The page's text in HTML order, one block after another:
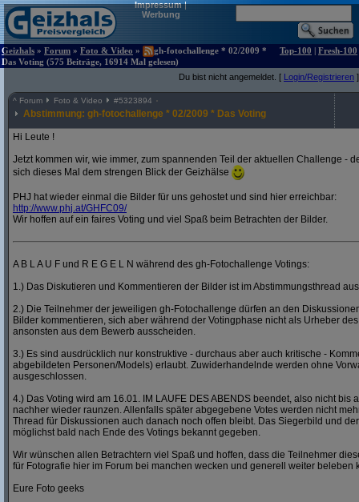
Impressum|
Werbung
Geizhals » Forum » Foto & Video »
gh-fotochallenge * 02/2009 *
Das Voting (575 Beiträge, 16914 Mal gelesen)
Top-100 | Fresh-100
Du bist nicht angemeldet. [ Login/Registrieren ]
^ Forum Foto & Video #5323894
Abstimmung: gh-fotochallenge * 02/2009 * Das Voting
Hi Leute !
Jetzt kommen wir, wie immer, zum spannenden Teil der aktuellen Challenge -
sich dieses Mal dem strengen Blick der Geizhälse
PHJ hat wieder einmal die Bilder für uns gehostet und sind hier erreichbar:
http://www.phj.at/GHFC09/
Wir hoffen auf ein faires Voting und viel Spaß beim Betrachten der Bilder.
A B L A U F und R E G E L N während des gh-Fotochallenge Votings:
1.) Das Diskutieren und Kommentieren der Bilder ist im Abstimmungsthread
2.) Die Teilnehmer der jeweiligen gh-Fotochallenge dürfen an den
Bilder kommentieren, sich aber während der Votingphase nicht als Urheber
ansonsten aus dem Bewerb ausscheiden.
3.) Es sind ausdrücklich nur konstruktive - durchaus aber auch kritische -
abgebildeten Personen/Models) erlaubt. Zuwiderhandelnde werden ohne
ausgeschlossen.
4.) Das Voting wird am 16.01. IM LAUFE DES ABENDS beendet, also nicht bis
nachher wieder raunzen. Allenfalls später abgegebene Votes werden nicht
Thread für Diskussionen auch danach noch offen bleibt. Das Siegerbild und
möglichst bald nach Ende des Votings bekannt gegeben.
Wir wünschen allen Betrachtern viel Spaß und hoffen, dass die Teilnehmer
für Fotografie hier im Forum bei manchen wecken und generell weiter beleben
Eure Foto geeks